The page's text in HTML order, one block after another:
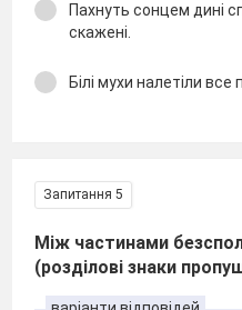
Пахнуть сонцем дині
скажені.
Білі мухи налетіли все
Запитання 5
Між частинами
(розділові знаки